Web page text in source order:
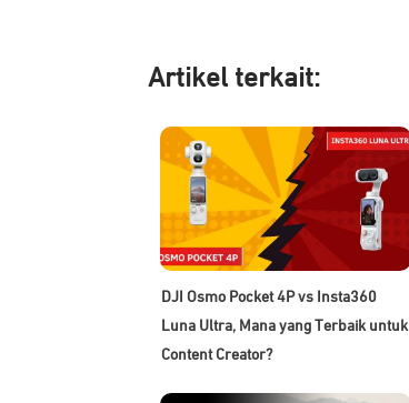
Artikel terkait:
DJI Osmo Pocket 4P vs Insta360
Luna Ultra, Mana yang Terbaik untuk
Content Creator?